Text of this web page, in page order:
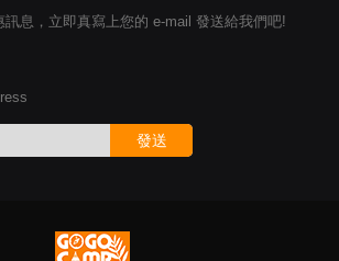
息，立即真寫上您的 e-mail 發送給我們吧!
發送